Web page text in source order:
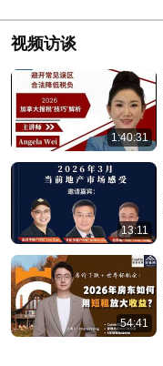
视频访谈
1:40:31
13:11
54:41